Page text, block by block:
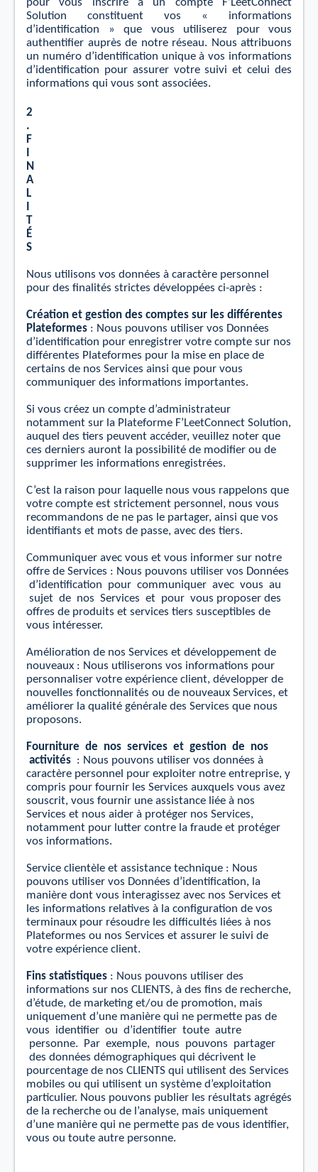
pour vous inscrire à un compte F’LeetConnect
Solution constituent vos « informations
d’identiﬁcation » que vous utiliserez pour vous
authentiﬁer auprès de notre réseau. Nous attribuons
un numéro d’identiﬁcation unique à vos informations
d’identiﬁcation pour assurer votre suivi et celui des
informations qui vous sont associées.
2
.
F
N
A
L
T
É
S
Nous utilisons vos données à caractère personnel
pour des ﬁnalités strictes développées ci-après :
Création et gestion des comptes sur les diﬀérentes
Plateformes : Nous pouvons utiliser vos Données
d’identiﬁcation pour enregistrer votre compte sur nos
diﬀérentes Plateformes pour la mise en place de
certains de nos Services ainsi que pour vous
communiquer des informations importantes.
Si vous créez un compte d’administrateur
notamment sur la Plateforme F’LeetConnect Solution,
auquel des tiers peuvent accéder, veuillez noter que
ces derniers auront la possibilité de modiﬁer ou de
supprimer les informations enregistrées.
C’est la raison pour laquelle nous vous rappelons que
votre compte est strictement personnel, nous vous
recommandons de ne pas le partager, ainsi que vos
identiﬁants et mots de passe, avec des tiers.
Communiquer avec vous et vous informer sur notre
oﬀre de Services : Nous pouvons utiliser vos Données
d’identiﬁcation pour communiquer avec vous au
sujet de nos Services et pour vous proposer des
oﬀres de produits et services tiers susceptibles de
vous intéresser.
Amélioration de nos Services et développement de
nouveaux : Nous utiliserons vos informations pour
personnaliser votre expérience client, développer de
nouvelles fonctionnalités ou de nouveaux Services, et
améliorer la qualité générale des Services que nous
proposons.
Fourniture de nos services et gestion de nos
activités : Nous pouvons utiliser vos données à
caractère personnel pour exploiter notre entreprise, y
compris pour fournir les Services auxquels vous avez
souscrit, vous fournir une assistance liée à nos
Services et nous aider à protéger nos Services,
notamment pour lutter contre la fraude et protéger
vos informations.
Service clientèle et assistance technique : Nous
pouvons utiliser vos Données d’identiﬁcation, la
manière dont vous interagissez avec nos Services et
les informations relatives à la conﬁguration de vos
terminaux pour résoudre les diﬃcultés liées à nos
Plateformes ou nos Services et assurer le suivi de
votre expérience client.
Fins statistiques : Nous pouvons utiliser des
informations sur nos CLIENTS, à des ﬁns de recherche,
d’étude, de marketing et/ou de promotion, mais
uniquement d’une manière qui ne permette pas de
vous identiﬁer ou d’identiﬁer toute autre
personne. Par exemple, nous pouvons partager
des données démographiques qui décrivent le
pourcentage de nos CLIENTS qui utilisent des Services
mobiles ou qui utilisent un système d’exploitation
particulier. Nous pouvons publier les résultats agrégés
de la recherche ou de l’analyse, mais uniquement
d’une manière qui ne permette pas de vous identiﬁer,
vous ou toute autre personne.